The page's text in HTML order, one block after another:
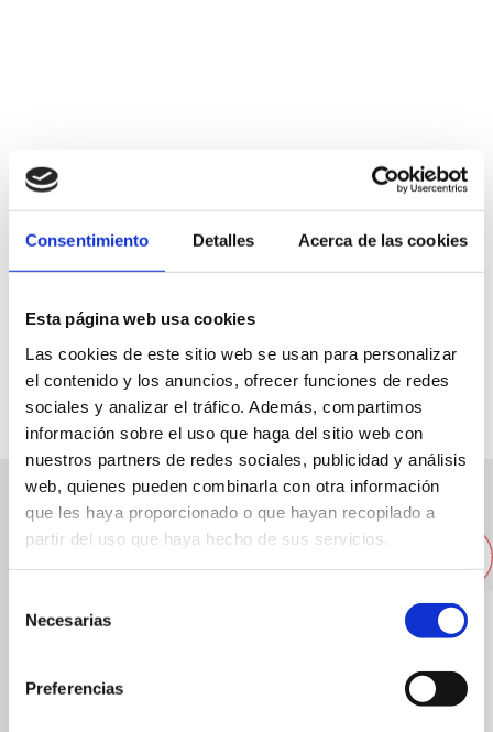
Consentimiento Detalles Acerca de las cookies
Esta página web usa cookies
Las cookies de este sitio web se usan para personalizar
el contenido y los anuncios, ofrecer funciones de redes
sociales y analizar el tráfico. Además, compartimos
información sobre el uso que haga del sitio web con
nuestros partners de redes sociales, publicidad y análisis
web, quienes pueden combinarla con otra información
que les haya proporcionado o que hayan recopilado a
partir del uso que haya hecho de sus servicios.
Necesarias
Preferencias
C/ Abu-Zeyan, 1
96 5782004
Other nearby restaurants